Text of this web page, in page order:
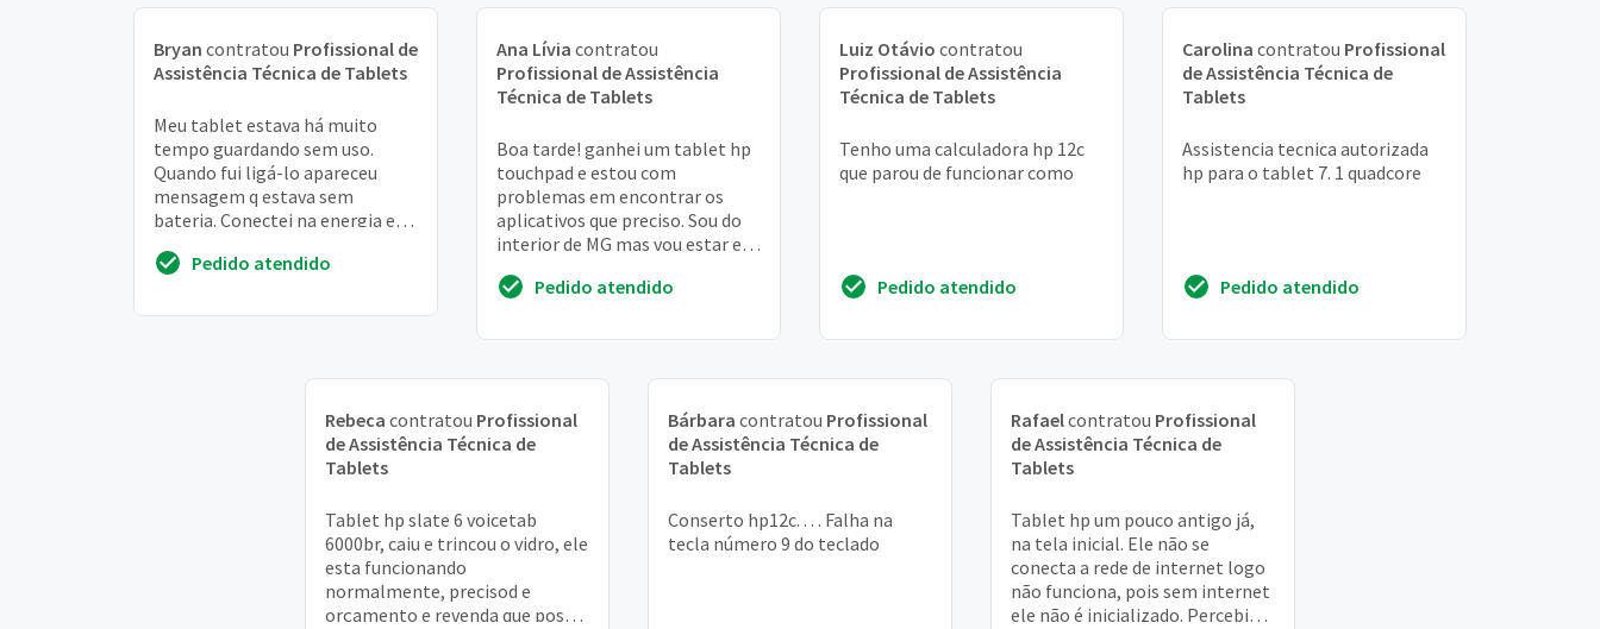
Bryan contratou Profissional de
Assistência Técnica de Tablets
Meu tablet estava há muito
tempo guardando sem uso.
Quando fui ligá-lo apareceu
mensagem q estava sem
bateria. Conectei na energia e
uma mensagem de erro. Des...
Pedido atendido
Ana Lívia contratou
Profissional de Assistência
Técnica de Tablets
Boa tarde! ganhei um tablet hp
touchpad e estou com
problemas em encontrar os
aplicativos que preciso. Sou do
interior de MG mas vou estar em
prestam esse tip...
Pedido atendido
Luiz Otávio contratou
Profissional de Assistência
Técnica de Tablets
Tenho uma calculadora hp 12c
que parou de funcionar como
Pedido atendido
Carolina contratou Profissional
de Assistência Técnica de
Tablets
Assistencia tecnica autorizada
hp para o tablet 7. 1 quadcore
Pedido atendido
Rebeca contratou Profissional
de Assistência Técnica de
Tablets
Tablet hp slate 6 voicetab
6000br, caiu e trincou o vidro, ele
esta funcionando
normalmente, precisod e
orçamento e revenda que possa
Bárbara contratou Profissional
de Assistência Técnica de
Tablets
Conserto hp12c. . . . Falha na
tecla número 9 do teclado
Rafaelcontratou Profissional
de Assistência Técnica de
Tablets
Tablet hp um pouco antigo já,
na tela inicial. Ele não se
conecta a rede de internet logo
não funciona, pois sem internet
ele não é inicializado. Percebi